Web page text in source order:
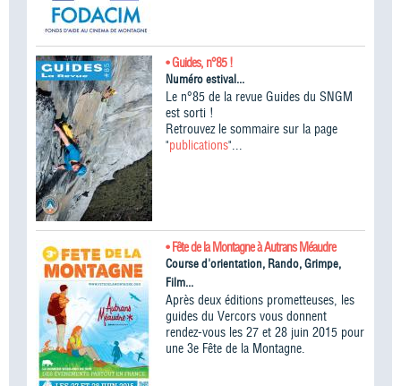
• Guides, n°85 !
Numéro estival...
Le n°85 de la revue Guides du SNGM
est sorti !
Retrouvez le sommaire sur la page
"publications"...
• Fête de la Montagne à Autrans Méaudre
Course d'orientation, Rando, Grimpe,
Film...
Après deux éditions prometteuses, les
guides du Vercors vous donnent
rendez-vous les 27 et 28 juin 2015 pour
une 3e Fête de la Montagne.